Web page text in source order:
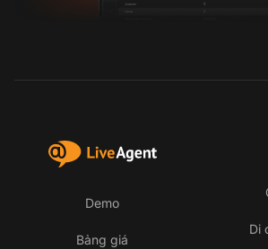
Demo
Bảng giá
Di